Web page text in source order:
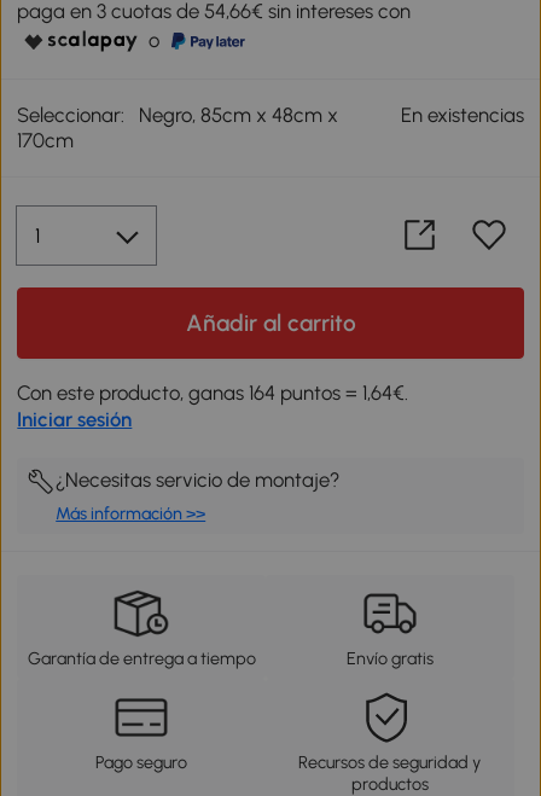
paga en 3 cuotas de 54,66€ sin intereses con
o
Seleccionar:
Negro, 85cm x 48cm x
170cm
En existencias
Añadir al carrito
Con este producto, ganas 164 puntos = 1,64€.
Iniciar sesión
¿Necesitas servicio de montaje?
Más información >>
Garantía de entrega a tiempo Envío gratis
Pago seguro
Recursos de seguridad y
productos